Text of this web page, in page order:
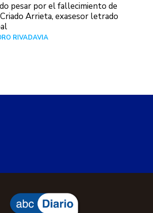
pesar por el fallecimiento de
Arrieta, exasesor letrado
RIVADAVIA